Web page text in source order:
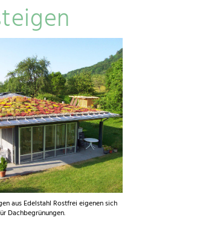
aus Edelstahl Rostfrei eigenen sich
Dachbegrünungen.